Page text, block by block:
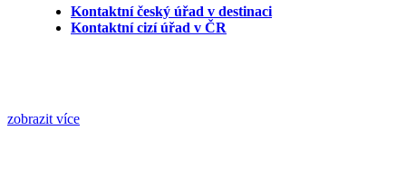
Kontaktní český úřad v destinaci
Kontaktní cizí úřad v ČR
zobrazit více